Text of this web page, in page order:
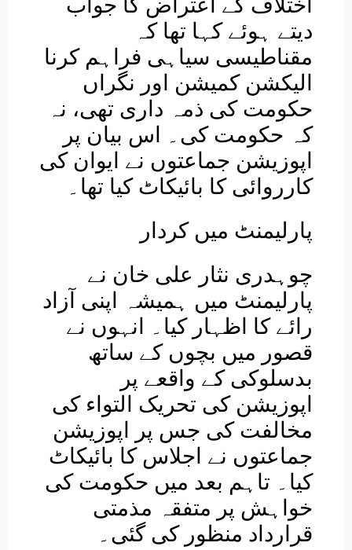
دیتے ہوئے کہا تھا کہ
مقناطیسی سیاہی فراہم کرنا
الیکشن کمیشن اور نگراں
حکومت کی ذمہ داری تھی، نہ
کہ حکومت کی۔ اس بیان پر
اپوزیشن جماعتوں نے ایوان کی
کارروائی کا بائیکاٹ کیا تھا۔
پارلیمنٹ میں کردار
چوہدری نثار علی خان نے
پارلیمنٹ میں ہمیشہ اپنی آزاد
رائے کا اظہار کیا۔ انہوں نے
قصور میں بچوں کے ساتھ
بدسلوکی کے واقعے پر
اپوزیشن کی تحریک التواء کی
مخالفت کی جس پر اپوزیشن
جماعتوں نے اجلاس کا بائیکاٹ
کیا۔ تاہم بعد میں حکومت کی
خواہش پر متفقہ مذمتی
قرارداد منظور کی گئی۔